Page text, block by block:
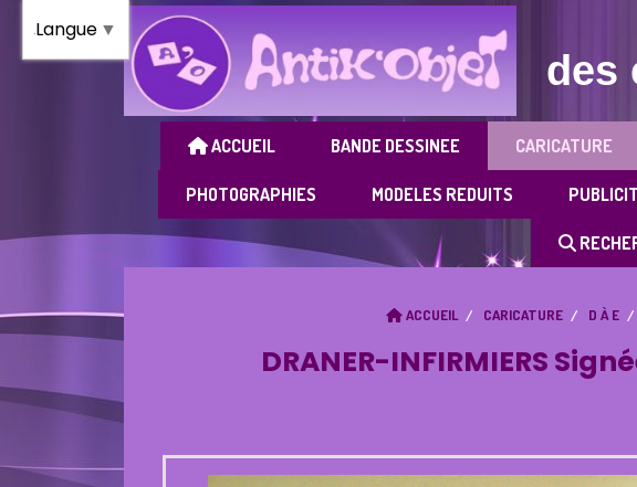
des
ACCUEIL BANDE DESSINEE CARICATURE
PHOTOGRAPHIES MODELES REDUITS
ACCUEIL CARICATURE D À E
DRANER-INFIRMIERS
Langue ▼
Panneau de gestion des cookies